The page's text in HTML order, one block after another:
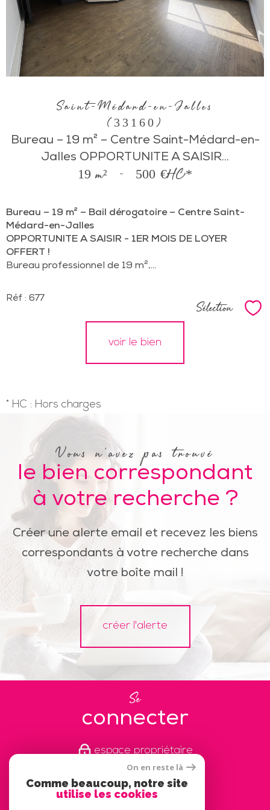
Saint-Médard-en-Jalles
(33160)
Bureau – 19 m² – Centre Saint-Médard-en-
Jalles OPPORTUNITE A SAISIR...
19 m² - 500 €HC*
Bureau – 19 m² – Bail dérogatoire – Centre Saint-
Médard-en-Jalles
OPPORTUNITE A SAISIR - 1ER MOIS DE LOYER
OFFERT !
Bureau professionnel de 19 m²,...
Réf : 677
Sélection
voir le bien
* HC : Hors charges
Vous n'avez pas trouvé
le bien correspondant
à votre recherche ?
Créer une alerte email et recevez les biens
correspondants à votre recherche dans
votre boîte mail !
créer l'alerte
Se
connecter
espace propriétaire
Nous
On en reste là
Comme beaucoup, notre site
utilise les cookies